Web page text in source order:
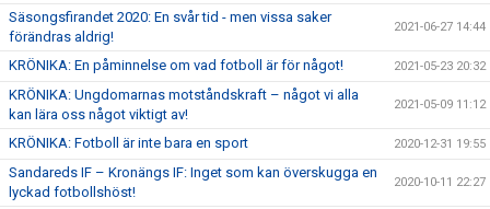
Säsongsfirandet 2020: En svår tid - men vissa saker
förändras aldrig!
2021-06-27 14:44
KRÖNIKA: En påminnelse om vad fotboll är för något! 2021-05-23 20:32
KRÖNIKA: Ungdomarnas motståndskraft – något vi alla
kan lära oss något viktigt av!
2021-05-09 11:12
KRÖNIKA: Fotboll är inte bara en sport 2020-12-31 19:55
Sandareds IF – Kronängs IF: Inget som kan överskugga en
lyckad fotbollshöst!
2020-10-11 22:27